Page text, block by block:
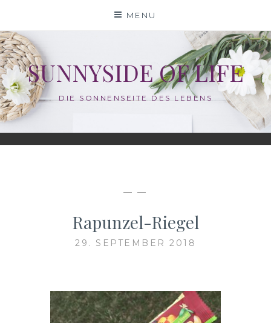
content
MENU
SUNNYSIDE OF LIFE
DIE SONNENSEITE DES LEBENS
— —
Rapunzel-Riegel
29. SEPTEMBER 2018